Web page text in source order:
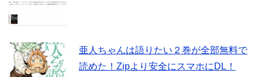
亜人ちゃんは語りたい２巻が全部無料で
読めた！Zipより安全にスマホにDL！